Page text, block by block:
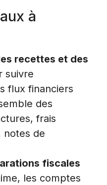
à
recettes et des
suivre
flux financiers
des
frais
notes de
fiscales
les comptes